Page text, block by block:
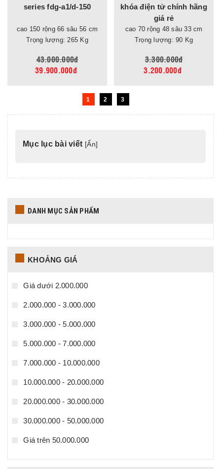
series fdg-a1/d-150
cao 150 rộng 66 sâu 56 cm
Trọng lượng: 265 Kg
43.000.000đ
39.900.000đ
khóa điện tử chính hãng
giá rẻ
cao 70 rộng 48 sâu 33 cm
Trọng lượng: 90 Kg
3.300.000đ
3.200.000đ
1 2 3
Mục lục bài viết [Ẩn]
DANH MỤC SẢN PHẨM
KHOẢNG GIÁ
Giá dưới 2.000.000
2.000.000 - 3.000.000
3.000.000 - 5.000.000
5.000.000 - 7.000.000
7.000.000 - 10.000.000
10.000.000 - 20.000.000
20.000.000 - 30.000.000
30.000.000 - 50.000.000
Giá trên 50.000.000